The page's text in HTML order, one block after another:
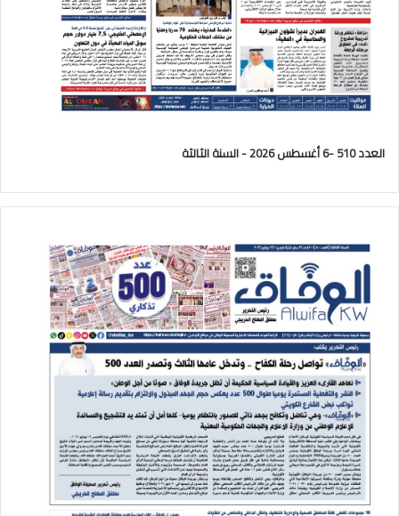
العدد 510 -6 أغسطس 2026 - السنة الثالثة